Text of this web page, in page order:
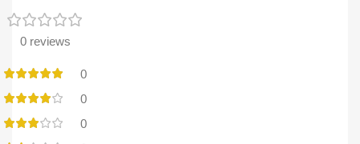
0 reviews
0
0
0